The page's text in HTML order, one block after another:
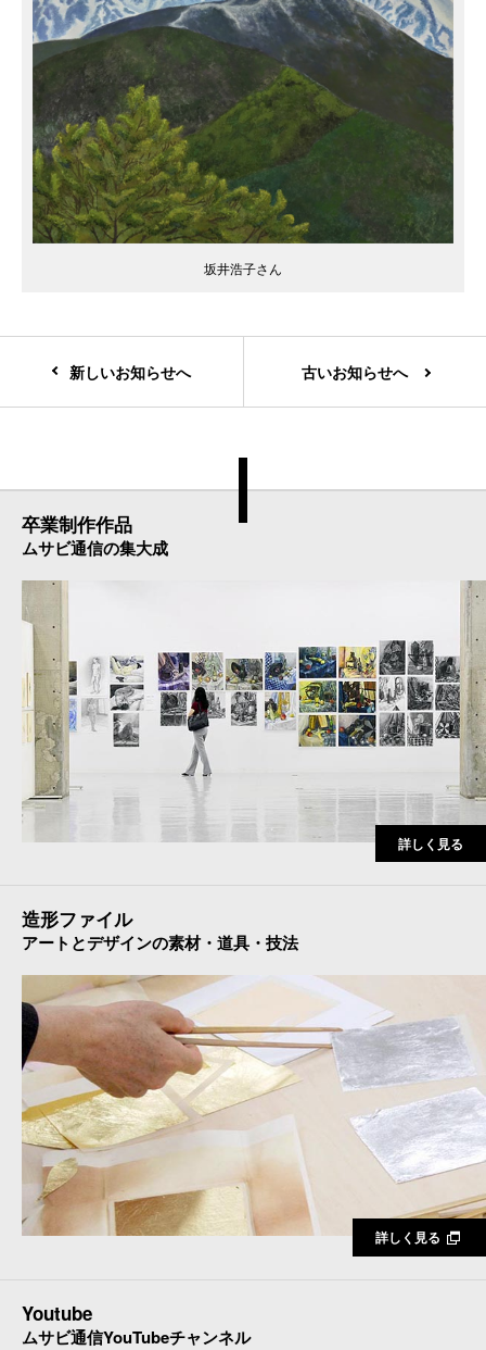
坂井浩子さん
新しいお知らせへ 古いお知らせへ
卒業制作作品
ムサビ通信の集大成
詳しく見る
造形ファイル
アートとデザインの素材・道具・技法
詳しく見る
Youtube
ムサビ通信YouTubeチャンネル